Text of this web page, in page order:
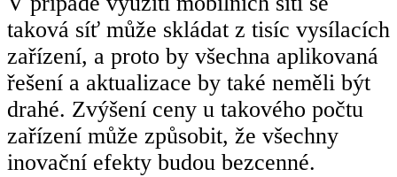
taková síť může skládat z tisíc vysílacích
zařízení, a proto by všechna aplikovaná
řešení a aktualizace by také neměli být
drahé. Zvýšení ceny u takového počtu
zařízení může způsobit, že všechny
inovační efekty budou bezcenné.